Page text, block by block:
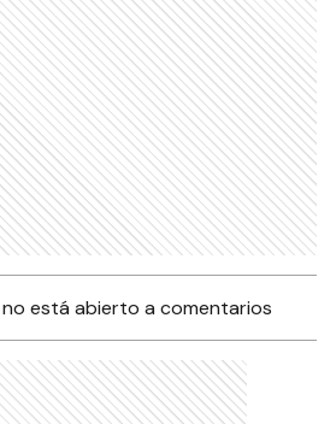
está abierto a comentarios